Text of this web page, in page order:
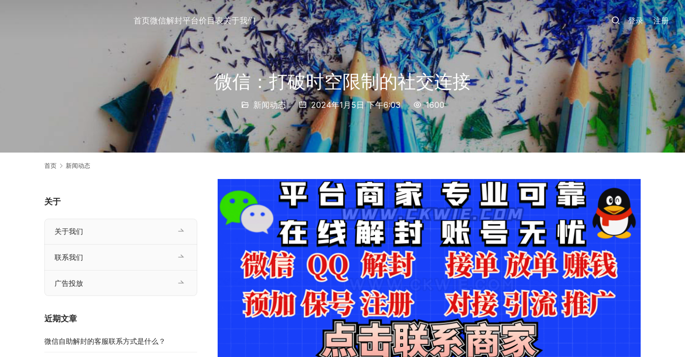
首页微信解封平台价目表关于我们 登录 注册
微信：打破时空限制的社交连接
新闻动态 2024年1月5日 下午6:03 1600
首页 新闻动态
关于
关于我们
联系我们
广告投放
近期文章
微信自助解封的客服联系方式是什么？